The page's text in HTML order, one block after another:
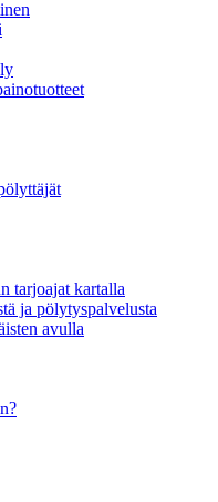
tarjoajat kartalla
ja pölytyspalvelusta
avulla